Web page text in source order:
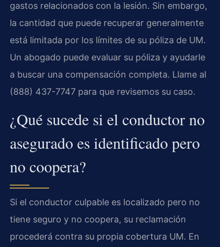
gastos relacionados con la lesión. Sin embargo,
la cantidad que puede recuperar generalmente
está limitada por los límites de su póliza de UM.
Un abogado puede evaluar su póliza y ayudarle
a buscar una compensación completa. Llame al
(888) 437-7747 para que revisemos su caso.
¿Qué sucede si el conductor no
asegurado es identificado pero
no coopera?
Si el conductor culpable es localizado pero no
tiene seguro y no coopera, su reclamación
procederá contra su propia cobertura UM. En